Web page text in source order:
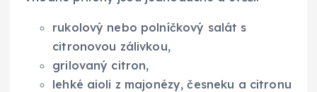
rukolový nebo polníčkový salát s
citronovou zálivkou,
grilovaný citron,
lehké aioli z majonézy, česneku a citronu